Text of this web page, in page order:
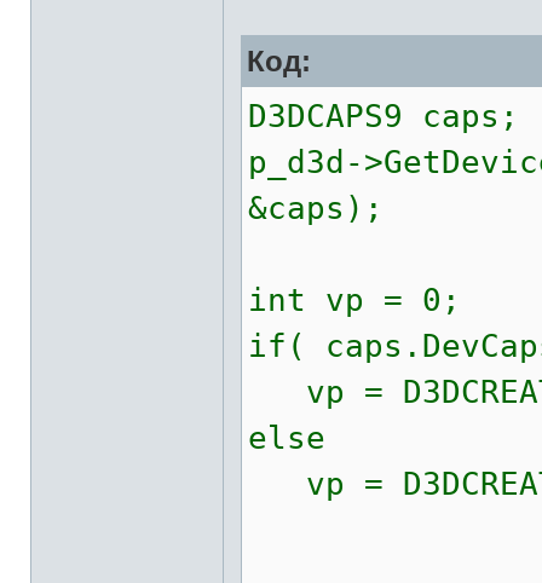
Код:
D3DCAPS9 caps;
p_d3d-
&caps);
int vp = 0;
if( caps.DevCaps
vp =
else
vp =